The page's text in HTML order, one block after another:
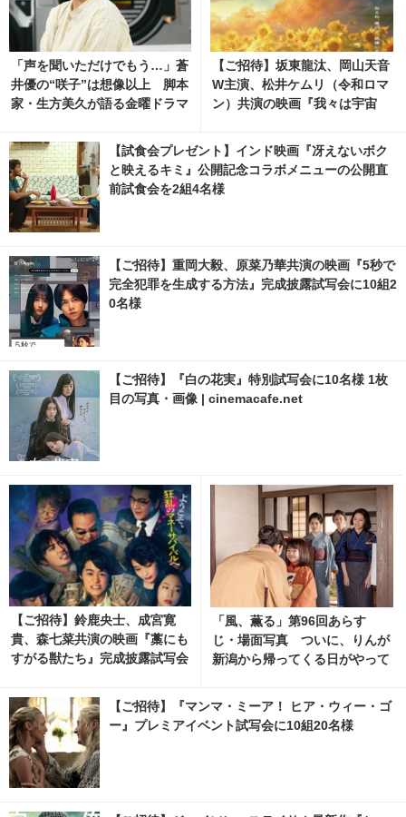
「声を聞いただけでもう…」蒼
井優の“咲子”は想像以上 脚本
家・生方美久が語る金曜ドラマ
【ご招待】坂東龍汰、岡山天音
W主演、松井ケムリ（令和ロマ
ン）共演の映画『我々は宇宙
0名様
【試食会プレゼント】インド映画『冴えないボク
と映えるキミ』公開記念コラボメニューの公開直
前試食会を2組4名様
【ご招待】重岡大毅、原菜乃華共演の映画『5秒で
完全犯罪を生成する方法』完成披露試写会に10組2
0名様
【ご招待】『白の花実』特別試写会に10名様 1枚
目の写真・画像 | cinemacafe.net
【ご招待】鈴鹿央士、成宮寛
貴、森七菜共演の映画『藁にも
すがる獣たち』完成披露試写会
「風、薫る」第96回あらす
じ・場面写真 ついに、りんが
新潟から帰ってくる日がやって
【ご招待】『マンマ・ミーア！ ヒア・ウィー・ゴ
ー』プレミアイベント試写会に10組20名様